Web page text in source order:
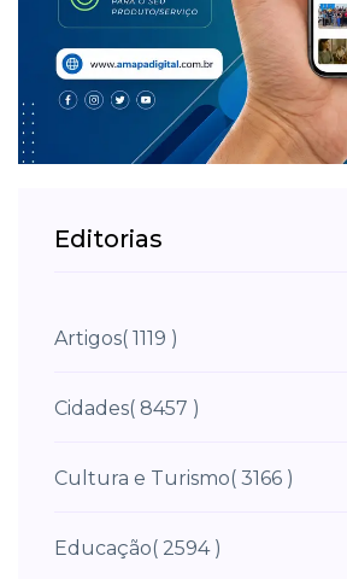
Editorias
Artigos( 1119 )
Cidades( 8457 )
Cultura e Turismo( 3166 )
Educação( 2594 )